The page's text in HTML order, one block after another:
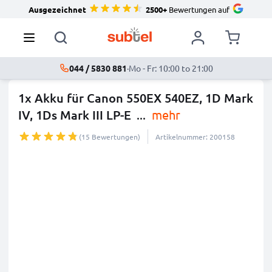
Ausgezeichnet 2500+Bewertungen auf
044 / 5830 881·Mo - Fr: 10:00 to 21:00
1x Akku für Canon 550EX 540EZ, 1D Mark
IV, 1Ds Mark III LP-E ... mehr
(15 Bewertungen) Artikelnummer: 200158